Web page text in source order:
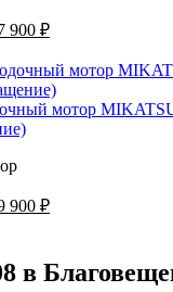
900 ₽
мотор
900 ₽
в